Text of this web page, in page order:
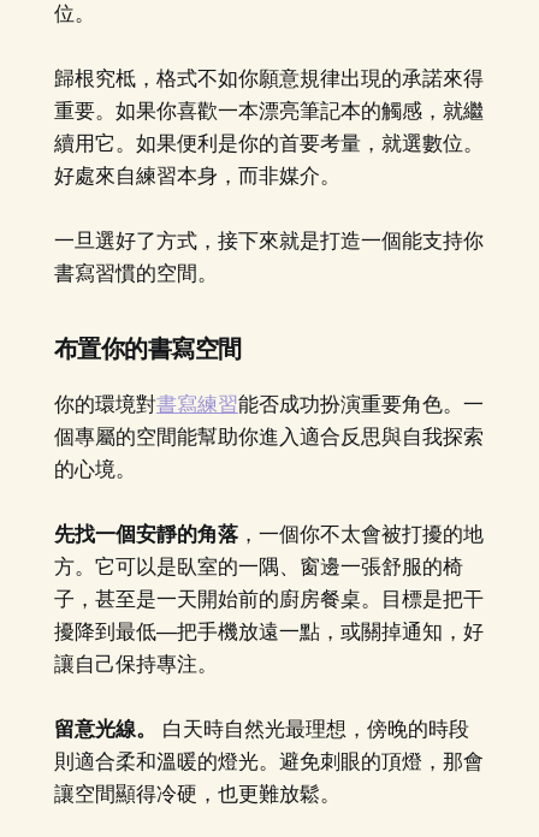
位。
歸根究柢，格式不如你願意規律出現的承諾來得
重要。如果你喜歡一本漂亮筆記本的觸感，就繼
續用它。如果便利是你的首要考量，就選數位。
好處來自練習本身，而非媒介。
一旦選好了方式，接下來就是打造一個能支持你
書寫習慣的空間。
布置你的書寫空間
你的環境對書寫練習能否成功扮演重要角色。一
個專屬的空間能幫助你進入適合反思與自我探索
的心境。
先找一個安靜的角落，一個你不太會被打擾的地
方。它可以是臥室的一隅、窗邊一張舒服的椅
子，甚至是一天開始前的廚房餐桌。目標是把干
擾降到最低—把手機放遠一點，或關掉通知，好
讓自己保持專注。
留意光線。
白天時自然光最理想，傍晚的時段
則適合柔和溫暖的燈光。避免刺眼的頂燈，那會
讓空間顯得冷硬，也更難放鬆。